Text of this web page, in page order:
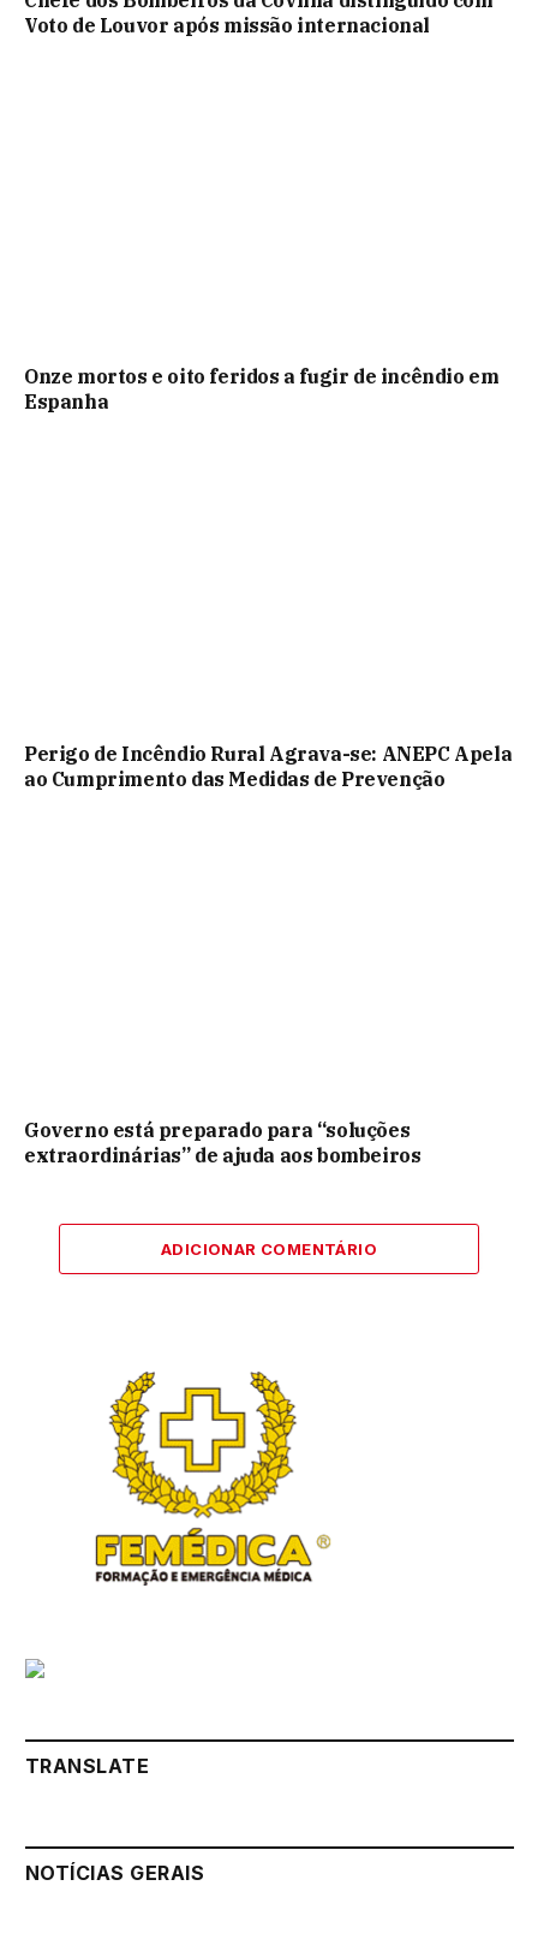
Voto de Louvor após missão internacional
Onze mortos e oito feridos a fugir de incêndio em
Espanha
Perigo de Incêndio Rural Agrava-se: ANEPC Apela
ao Cumprimento das Medidas de Prevenção
Governo está preparado para “soluções
extraordinárias” de ajuda aos bombeiros
ADICIONAR COMENTÁRIO
TRANSLATE
NOTÍCIAS GERAIS